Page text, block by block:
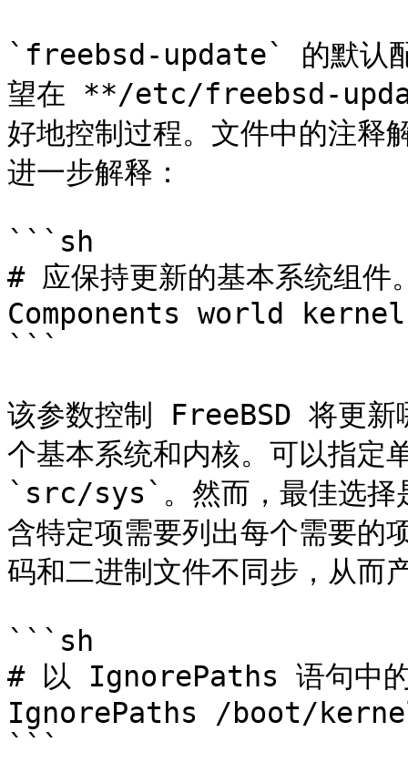
`freebsd-update` 的默认配
望在 **/etc/freebsd-
好地控制过程。文件中的注释
进一步解释：
```sh
# 应保持更新的基本系统组件
Components world kernel
```
该参数控制 FreeBSD 将更新
个基本系统和内核。可以指
`src/sys`。然而，最佳选择
含特定项需要列出每个需要的
码和二进制文件不同步，从而
```sh
# 以 IgnorePaths 语句中的
IgnorePaths /boot/
```